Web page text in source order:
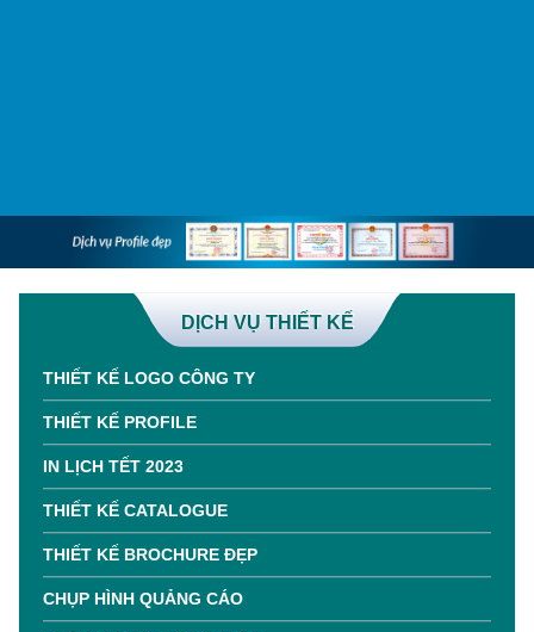
DỊCH VỤ THIẾT KẾ
THIẾT KẾ LOGO CÔNG TY
THIẾT KẾ PROFILE
IN LỊCH TẾT 2023
THIẾT KẾ CATALOGUE
THIẾT KẾ BROCHURE ĐẸP
CHỤP HÌNH QUẢNG CÁO